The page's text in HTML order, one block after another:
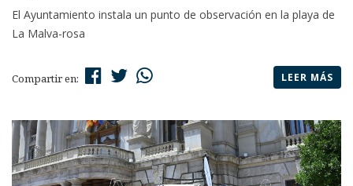
El Ayuntamiento instala un punto de observación en la playa de
La Malva-rosa
Compartir en: LEER MÁS